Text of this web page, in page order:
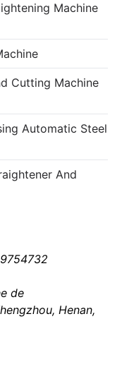
Machine
Cutting Machine
Automatic Steel
And
de
Henan,